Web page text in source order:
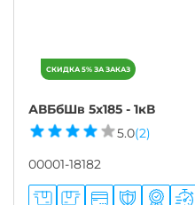
АВБбШв 5х185 - 1кВ
5.0(2)
00001-18182